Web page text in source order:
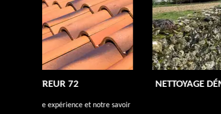
NETTOYAGE DÉMOUSSAGE DE TOITURE